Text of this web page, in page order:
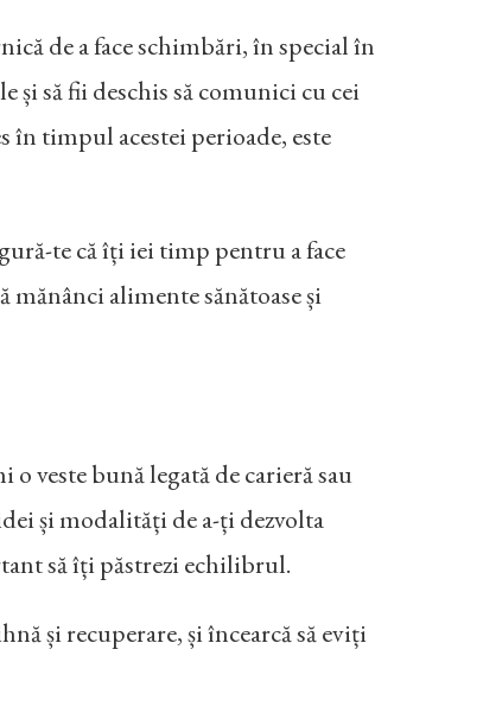
de a face schimbări, în special în
și să fii deschis să comunici cu cei
timpul acestei perioade, este
te că îți iei timp pentru a face
alimente sănătoase și
veste bună legată de carieră sau
și modalități de a-ți dezvolta
să îți păstrezi echilibrul.
și recuperare, și încearcă să eviți